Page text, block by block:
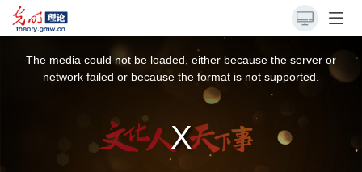
The media could not be loaded, either because the server or
network failed or because the format is not supported.